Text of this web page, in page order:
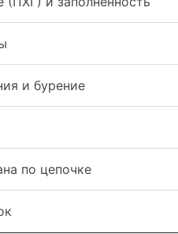
и бурение
по цепочке